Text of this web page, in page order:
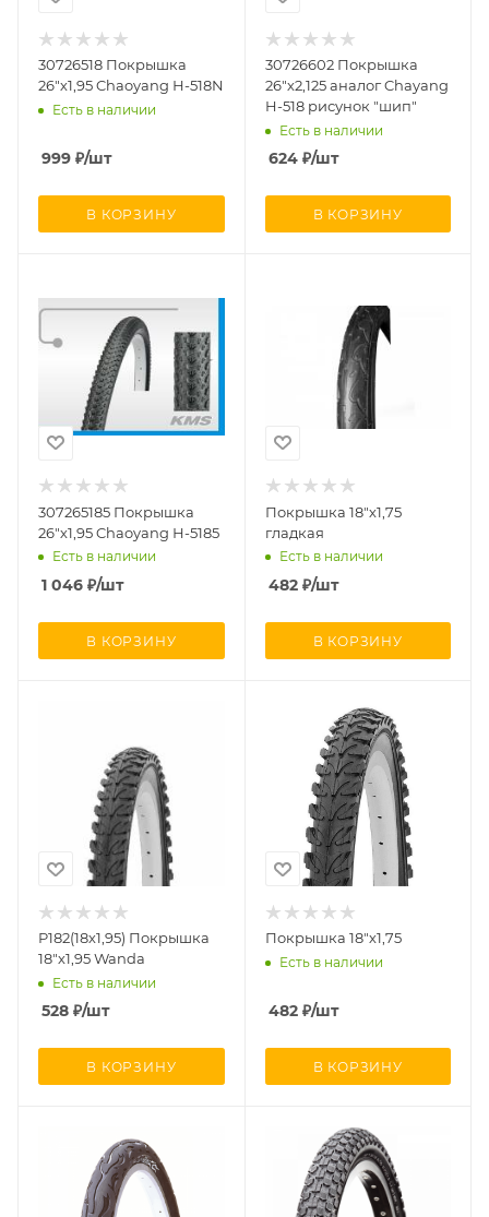
30726518 Покрышка
26"х1,95 Chaoyang Н-518N
Есть в наличии
999 ₽/шт
В КОРЗИНУ
30726602 Покрышка
26"х2,125 аналог Chayang
H-518 рисунок "шип"
Есть в наличии
624₽/шт
В КОРЗИНУ
307265185 Покрышка
26"х1,95 Chaoyang Н-5185
Есть в наличии
1 046 ₽/шт
В КОРЗИНУ
Покрышка 18"х1,75
гладкая
Есть в наличии
482₽/шт
В КОРЗИНУ
P182(18х1,95) Покрышка
18"х1,95 Wanda
Есть в наличии
528 ₽/шт
В КОРЗИНУ
Покрышка 18"х1,75
Есть в наличии
482₽/шт
В КОРЗИНУ